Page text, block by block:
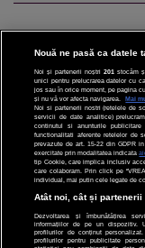
CINEMA
DIVERTISMENT
STIRI
TEHNOLOGIE
SPORT
JOBURI PRO
Nouă ne pasă ca datele
Noi și partenerii noștri 201 stocăm
unici pentru prelucrarea datelor cu
jos sau în orice moment, pe pagina
și nu vă vor afecta navigarea.
Mai
Noi si partenerii nostri (retelele de
servicii de date analitice)
continutul si anunturile
functionalitati aferente retelelor de
prevazute de art. 15-22 din GDPR
exercitate prin modalitatea indicata
tip Cookie, care implica inclusiv
care colaboram. Prin click pe
individual, mai putin cele legate de
Atât noi, cât și
Dezvoltarea și îmbunătățirea
informațiilor de pe un dispozitiv.
profilurilor de conținut
profilurilor pentru publicitate